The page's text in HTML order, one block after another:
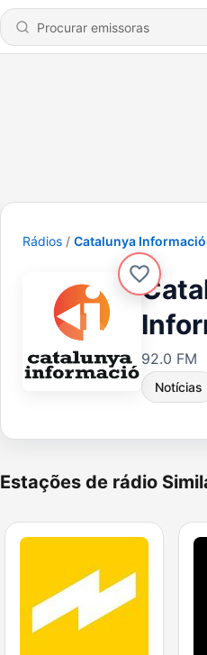
Rádios Catalunya Informació
92.0 FM
Notícias
Estações de rádio